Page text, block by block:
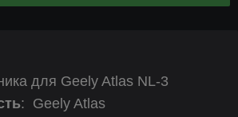
для Geely Atlas NL-3
: Geely Atlas